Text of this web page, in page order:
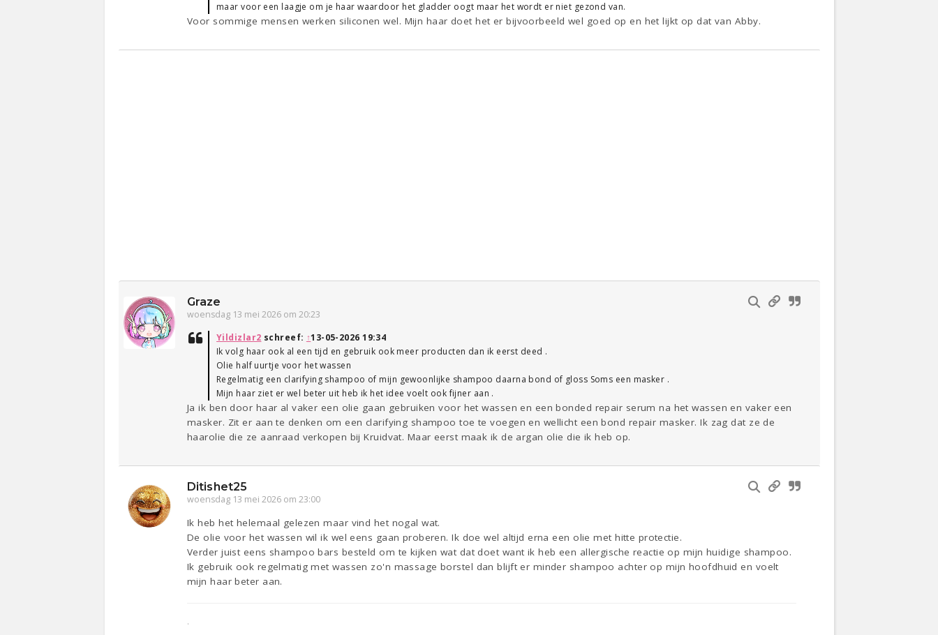
maar voor een laagje om je haar waardoor het gladder oogt maar het wordt er niet gezond van.
Voor sommige mensen werken siliconen wel. Mijn haar doet het er bijvoorbeeld wel goed op en het lijkt op dat van Abby.
Graze
woensdag 13 mei 2026 om 20:23
Yildizlar2 schreef: ↑13-05-2026 19:34
Ik volg haar ook al een tijd en gebruik ook meer producten dan ik eerst deed .
Olie half uurtje voor het wassen
Regelmatig een clarifying shampoo of mijn gewoonlijke shampoo daarna bond of gloss Soms een masker .
Mijn haar ziet er wel beter uit heb ik het idee voelt ook fijner aan .
Ja ik ben door haar al vaker een olie gaan gebruiken voor het wassen en een bonded repair serum na het wassen en vaker een
masker. Zit er aan te denken om een clarifying shampoo toe te voegen en wellicht een bond repair masker. Ik zag dat ze de
haarolie die ze aanraad verkopen bij Kruidvat. Maar eerst maak ik de argan olie die ik heb op.
Ditishet25
woensdag 13 mei 2026 om 23:00
Ik heb het helemaal gelezen maar vind het nogal wat.
De olie voor het wassen wil ik wel eens gaan proberen. Ik doe wel altijd erna een olie met hitte protectie.
Verder juist eens shampoo bars besteld om te kijken wat dat doet want ik heb een allergische reactie op mijn huidige shampoo.
Ik gebruik ook regelmatig met wassen zo'n massage borstel dan blijft er minder shampoo achter op mijn hoofdhuid en voelt
mijn haar beter aan.
.